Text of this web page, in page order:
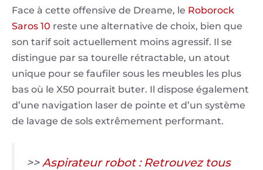
Face à cette offensive de Dreame, le Roborock
Saros 10 reste une alternative de choix, bien que
son tarif soit actuellement moins agressif. Il se
distingue par sa tourelle rétractable, un atout
unique pour se faufiler sous les meubles les plus
bas où le X50 pourrait buter. Il dispose également
d’une navigation laser de pointe et d’un système
de lavage de sols extrêmement performant.
>> Aspirateur robot : Retrouvez tous